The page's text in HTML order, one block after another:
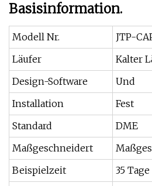
Basisinformation.
Modell Nr.
JTP-
Läufer
Kalter
Design-Software
Und
Installation
Fest
Standard
DME
Maßgeschneidert
Beispielzeit
35 Tage